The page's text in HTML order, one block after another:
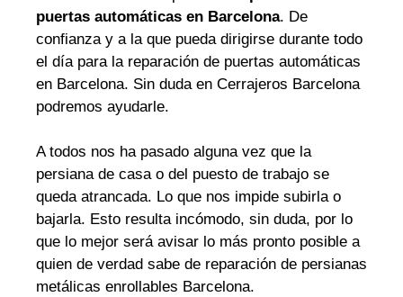
puertas automáticas en Barcelona. De
confianza y a la que pueda dirigirse durante todo
el día para la reparación de puertas automáticas
en Barcelona. Sin duda en Cerrajeros Barcelona
podremos ayudarle.
A todos nos ha pasado alguna vez que la
persiana de casa o del puesto de trabajo se
queda atrancada. Lo que nos impide subirla o
bajarla. Esto resulta incómodo, sin duda, por lo
que lo mejor será avisar lo más pronto posible a
quien de verdad sabe de reparación de persianas
metálicas enrollables Barcelona.